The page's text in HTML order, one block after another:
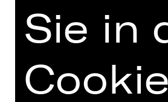
TERMINE UND
VIDEO/AUDIO
FOTOS
PRESSESTIMMEN
Sie in